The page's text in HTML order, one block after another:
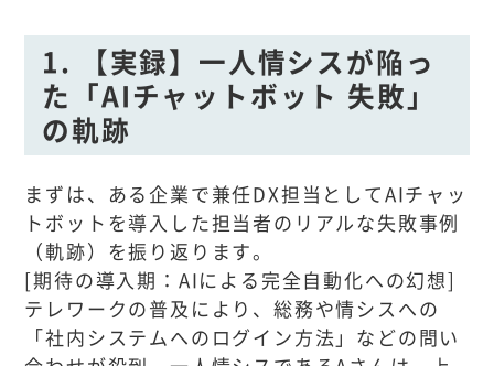
1. 【実録】一人情シスが陥っ
た「AIチャットボット 失敗」
の軌跡
まずは、ある企業で兼任DX担当としてAIチャッ
トボットを導入した担当者のリアルな失敗事例
（軌跡）を振り返ります。
[期待の導入期：AIによる完全自動化への幻想]
テレワークの普及により、総務や情シスへの
「社内システムへのログイン方法」などの問い